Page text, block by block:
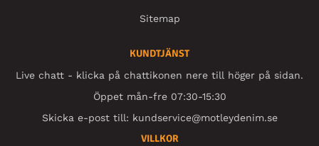
Sitemap
KUNDTJÄNST
Live chatt - klicka på chattikonen nere till höger på sidan.
Öppet mån-fre 07:30-15:30
Skicka e-post till: kundservice@motleydenim.se
VILLKOR